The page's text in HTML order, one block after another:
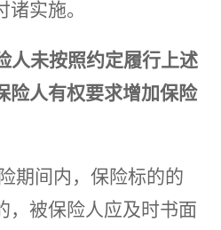
实施。
人未按照约定履行上述
险人有权要求增加保险
期间内，保险标的的
，被保险人应及时书面